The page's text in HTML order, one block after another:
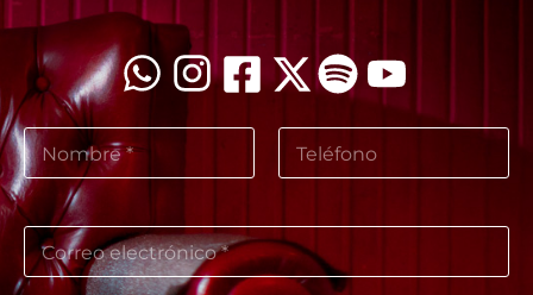
e
r
i
f
i
c
a
N
o
m
b
r
e
Nombre
C
o
r